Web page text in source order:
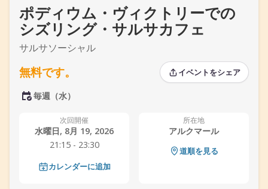
サルサ用語集
ショップ
TuneTempo
イベントを追加
ポディウム・ヴィクトリーでの
シズリング・サルサカフェ
サルサソーシャル
無料です。 イベントをシェア
毎週（水）
次回開催
水曜日, 8月 19, 2026
21:15 - 23:30
カレンダーに追加
所在地
アルクマール
道順を見る